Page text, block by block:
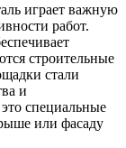
играет важную
работ.
строительные
стали
и
специальные
или фасаду